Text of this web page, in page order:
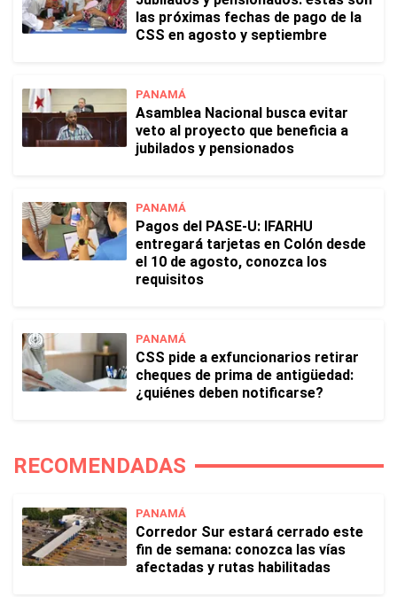
las próximas fechas de pago de la
CSS en agosto y septiembre
PANAMÁ
Asamblea Nacional busca evitar
veto al proyecto que beneficia a
jubilados y pensionados
PANAMÁ
Pagos del PASE-U: IFARHU
entregará tarjetas en Colón desde
el 10 de agosto, conozca los
requisitos
PANAMÁ
CSS pide a exfuncionarios retirar
cheques de prima de antigüedad:
¿quiénes deben notificarse?
RECOMENDADAS
PANAMÁ
Corredor Sur estará cerrado este
fin de semana: conozca las vías
afectadas y rutas habilitadas